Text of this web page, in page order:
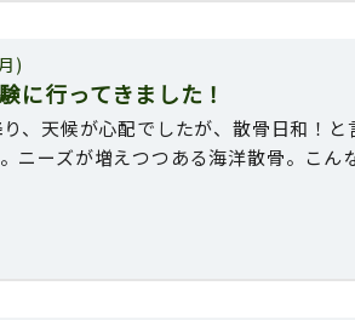
)
に行ってきました！
、天候が心配でしたが、散骨日和！と
ニーズが増えつつある海洋散骨。こん